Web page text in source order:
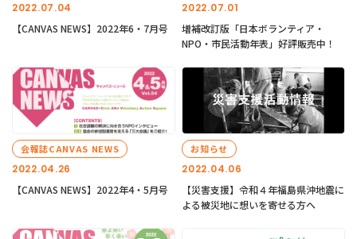
2022.07.04
【CANVAS NEWS】2022年6・7月号
2022.07.01
増補改訂版「日本ボランティア・
NPO・市民活動年表」好評販売中！
2022.04.26
会報誌CANVAS NEWS
【CANVAS NEWS】2022年4・5月号
2022.04.06
お知らせ
【災害支援】令和４年福島県沖地震に
よる被災地に想いを寄せる方へ